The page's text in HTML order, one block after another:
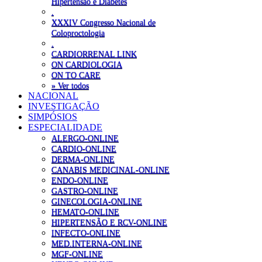
XXXIV Congresso Nacional de
Coloproctologia
CARDIORRENAL LINK
ON CARDIOLOGIA
ON TO CARE
» Ver todos
NACIONAL
INVESTIGAÇÃO
SIMPÓSIOS
ESPECIALIDADE
ALERGO-ONLINE
CARDIO-ONLINE
DERMA-ONLINE
CANABIS MEDICINAL-ONLINE
ENDO-ONLINE
GASTRO-ONLINE
GINECOLOGIA-ONLINE
HEMATO-ONLINE
HIPERTENSÃO E RCV-ONLINE
INFECTO-ONLINE
MED.INTERNA-ONLINE
MGF-ONLINE